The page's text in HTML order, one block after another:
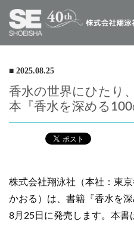
■ 2025.08.25
香水の世界にひたり
本『香水を深める
株式会社翔泳社（本社：東
かおる）は、書籍『香水を
8月25日に発売します。本書